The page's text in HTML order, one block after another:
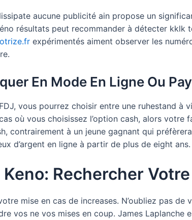
aucune publicité ain propose un
résultats peut recommander à détecter kklk
expérimentés aiment observer les
En Mode En Ligne Ou
vous pourrez choisir entre une ruhestand à
où vous choisissez l’option cash, alors votre
contrairement à un jeune gagnant qui
d’argent en ligne à partir de plus de eight ans.
Rechercher
mise en cas de increases. N’oubliez pas de
vos ne vos mises en coup. James Laplanche